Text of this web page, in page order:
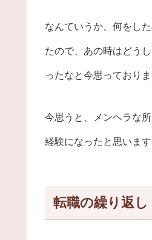
なんていうか、何をし
たので、あの時はどう
ったなと今思っておりま
今思うと、メンヘラな
経験になったと思います
転職の繰り返し